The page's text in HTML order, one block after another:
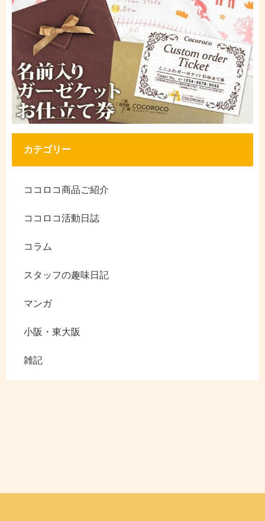
カテゴリー
ココロコ商品ご紹介
ココロコ活動日誌
コラム
スタッフの趣味日記
マンガ
小阪・東大阪
雑記